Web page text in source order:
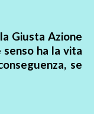
Giusta Azione
ha la vita
se